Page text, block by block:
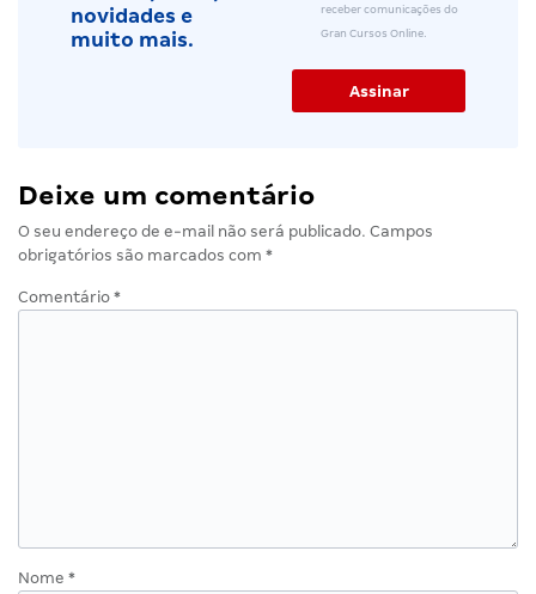
novidades e
muito mais.
receber comunicações do
Gran Cursos Online.
Deixe um comentário
O seu endereço de e-mail não será publicado. Campos
obrigatórios são marcados com *
Comentário *
Nome *